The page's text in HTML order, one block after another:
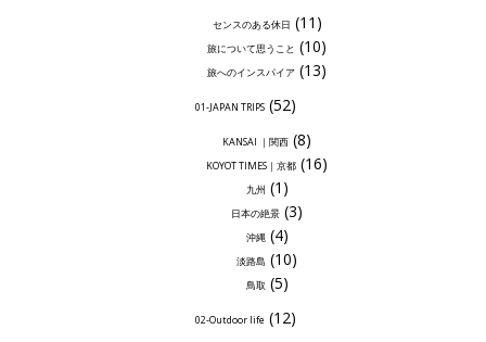
センスのある休日 (11)
旅について思うこと (10)
旅へのインスパイア (13)
01-JAPAN TRIPS(52)
KANSAI ｜関西 (8)
KOYOT TIMES｜京都 (16)
九州 (1)
日本の絶景 (3)
沖縄(4)
淡路島 (10)
鳥取 (5)
02-Outdoor life(12)